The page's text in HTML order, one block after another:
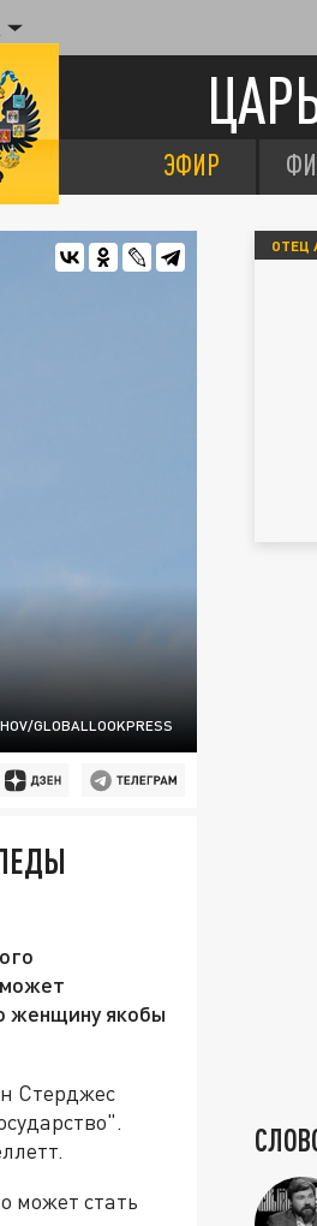
ЭФИР
GLOBALLOOKPRESS
может
женщину якобы
Стерджес
может стать
ОТЕЦ